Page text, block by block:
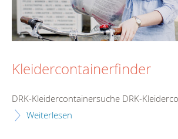
Kleidercontainerfinder
DRK-Kleidercontainersuche DRK-
Weiterlesen